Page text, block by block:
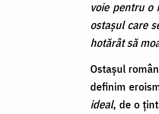
voie pentru
ostașul care
hotărât să
Ostașul
definim
ideal, de o